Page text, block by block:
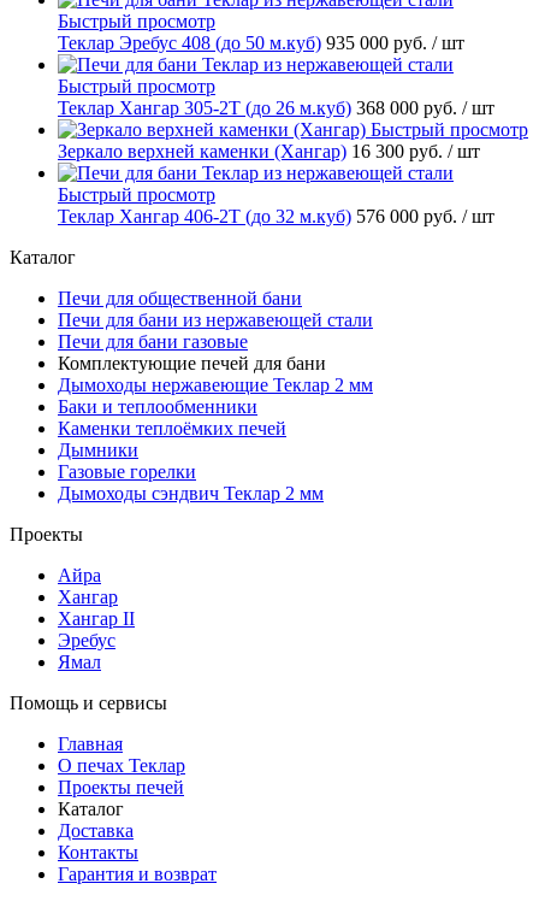
Быстрый просмотр
Теклар Эребус 408 (до 50 м.куб) 935 000 руб. / шт
Быстрый просмотр
Теклар Хангар 305-2Т (до 26 м.куб) 368 000 руб. / шт
Быстрый просмотр
Зеркало верхней каменки (Хангар) 16 300 руб. / шт
Быстрый просмотр
Теклар Хангар 406-2Т (до 32 м.куб) 576 000 руб. / шт
Каталог
Печи для общественной бани
Печи для бани из нержавеющей стали
Печи для бани газовые
Комплектующие печей для бани
Дымоходы нержавеющие Теклар 2 мм
Баки и теплообменники
Каменки теплоёмких печей
Дымники
Газовые горелки
Дымоходы сэндвич Теклар 2 мм
Проекты
Айра
Хангар
Хангар II
Эребус
Ямал
Помощь и сервисы
Главная
О печах Теклар
Проекты печей
Каталог
Доставка
Контакты
Гарантия и возврат